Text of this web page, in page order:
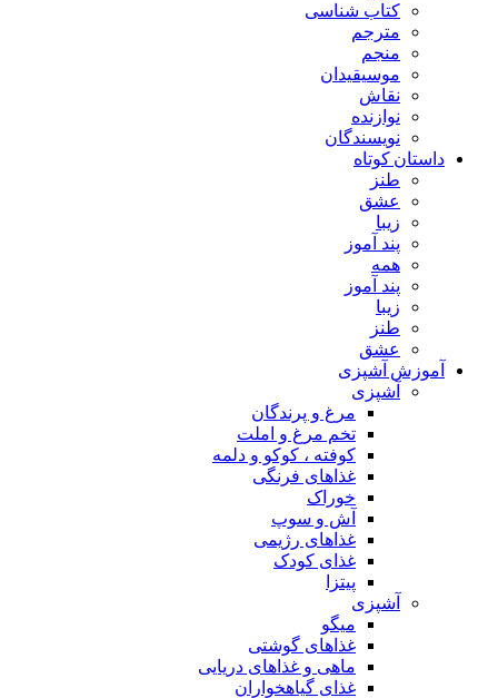
کتاب شناسی
مترجم
منجم
موسیقیدان
نقاش
نوازنده
نویسندگان
داستان کوتاه
طنز
عشق
زیبا
پند آموز
همه
پند آموز
زیبا
طنز
عشق
آموزش آشپزی
آشپزی
مرغ و پرندگان
تخم مرغ و املت
کوفته ، کوکو و دلمه
غذاهای فرنگی
خوراک
آش و سوپ
غذاهای رژیمی
غذای کودک
پیتزا
آشپزی
میگو
غذاهای گوشتی
ماهی و غذاهای دریایی
غذای گیاهخواران